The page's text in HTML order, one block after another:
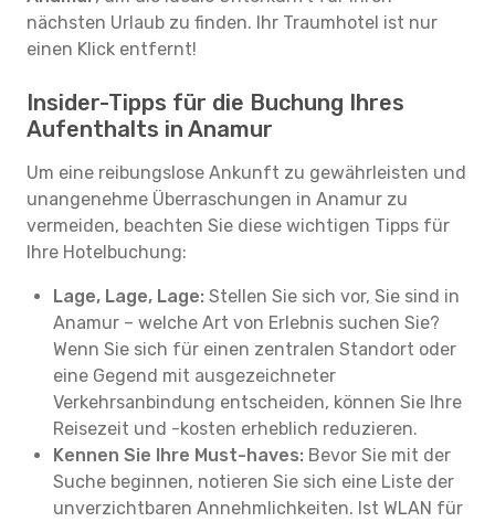
nächsten Urlaub zu finden. Ihr Traumhotel ist nur
einen Klick entfernt!
Insider-Tipps für die Buchung Ihres
Aufenthalts in Anamur
Um eine reibungslose Ankunft zu gewährleisten und
unangenehme Überraschungen in Anamur zu
vermeiden, beachten Sie diese wichtigen Tipps für
Ihre Hotelbuchung:
Lage, Lage, Lage: Stellen Sie sich vor, Sie sind in
Anamur – welche Art von Erlebnis suchen Sie?
Wenn Sie sich für einen zentralen Standort oder
eine Gegend mit ausgezeichneter
Verkehrsanbindung entscheiden, können Sie Ihre
Reisezeit und -kosten erheblich reduzieren.
Kennen Sie Ihre Must-haves: Bevor Sie mit der
Suche beginnen, notieren Sie sich eine Liste der
unverzichtbaren Annehmlichkeiten. Ist WLAN für